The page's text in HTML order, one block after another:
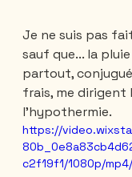
Je ne suis pas
sauf que... la
partout,
frais, me dirigent
l'hypothermie.
https://
c2f19f1/1080p/